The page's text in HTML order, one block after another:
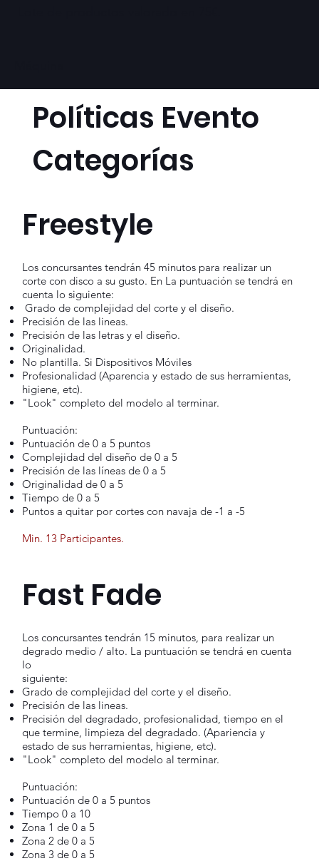
Políticas Evento
Categorías
Freestyle
Los concursantes tendrán 45 minutos para realizar un
corte con disco a su gusto. En La puntuación se tendrá en
cuenta lo siguiente:
Grado de complejidad del corte y el diseño.
Precisión de las lineas.
Precisión de las letras y el diseño.
Originalidad.
No plantilla. Si Dispositivos Móviles
Profesionalidad (Aparencia y estado de sus herramientas,
higiene, etc).
"Look" completo del modelo al terminar.
Puntuación:
Puntuación de 0 a 5 puntos
Complejidad del diseño de 0 a 5
Precisión de las líneas de 0 a 5
Originalidad de 0 a 5
Tiempo de 0 a 5
Puntos a quitar por cortes con navaja de -1 a -5
Min. 13 Participantes.
Fast Fade
Los concursantes tendrán 15 minutos, para realizar un
degrado medio / alto. La puntuación se tendrá en cuenta
lo
siguiente:
Grado de complejidad del corte y el diseño.
Precisión de las lineas.
Precisión del degradado, profesionalidad, tiempo en el
que termine, limpieza del degradado. (Apariencia y
estado de sus herramientas, higiene, etc).
"Look" completo del modelo al terminar.
Puntuación:
Puntuación de 0 a 5 puntos
Tiempo 0 a 10
Zona 1 de 0 a 5
Zona 2 de 0 a 5
Zona 3 de 0 a 5